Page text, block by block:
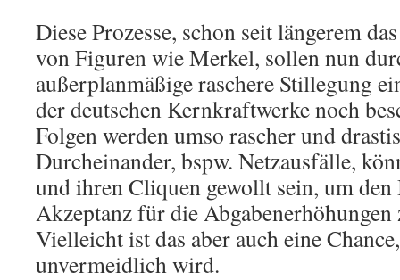
Diese Prozesse, schon seit längerem
von Figuren wie Merkel, sollen nun
außerplanmäßige raschere Stillegung
der deutschen Kernkraftwerke noch
Folgen werden umso rascher und
Durcheinander, bspw. Netzausfälle,
und ihren Cliquen gewollt sein, um
Akzeptanz für die Abgabenerhöhungen
Vielleicht ist das aber auch eine
unvermeidlich wird.